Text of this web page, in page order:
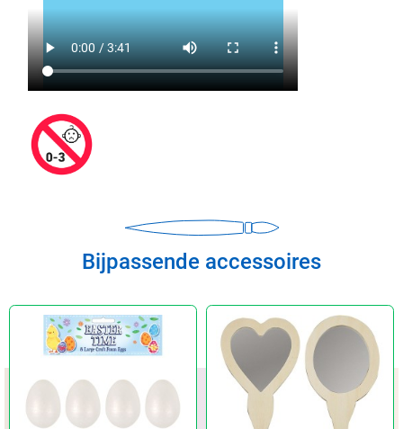
Bijpassende accessoires